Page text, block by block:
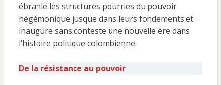
ébranle les structures pourries du pouvoir
hégémonique jusque dans leurs fondements et
inaugure sans conteste une nouvelle ère dans
l’histoire politique colombienne.
De la résistance au pouvoir